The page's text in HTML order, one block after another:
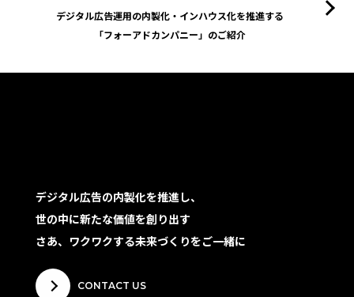
デジタル広告運用の内製化・インハウス化を推進する
「フォーアドカンパニー」のご紹介
デジタル広告の内製化を推進し、
世の中に新たな価値を創り出す
さあ、ワクワクする未来づくりをご一緒に
CONTACT US